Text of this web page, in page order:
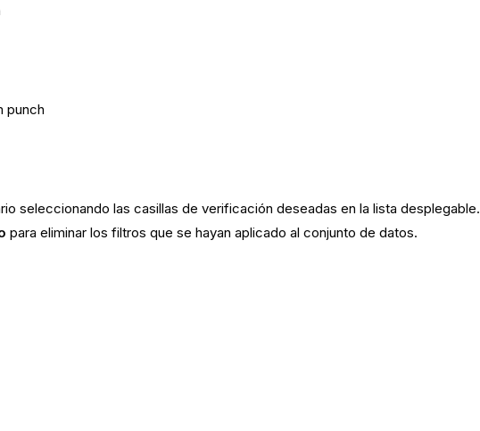
punch
seleccionando las casillas de verificación deseadas en la lista desplegable.
para eliminar los filtros que se hayan aplicado al conjunto de datos.